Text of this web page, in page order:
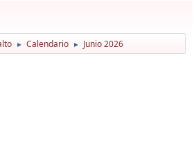
► Calendario ► Junio 2026